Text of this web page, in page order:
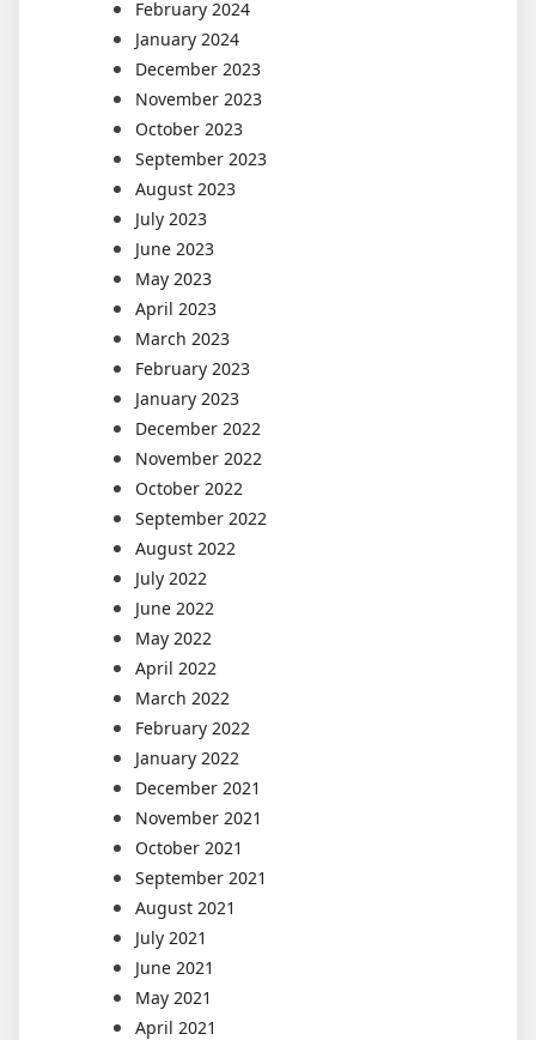
February 2024
January 2024
December 2023
November 2023
October 2023
September 2023
August 2023
July 2023
June 2023
May 2023
April 2023
March 2023
February 2023
January 2023
December 2022
November 2022
October 2022
September 2022
August 2022
July 2022
June 2022
May 2022
April 2022
March 2022
February 2022
January 2022
December 2021
November 2021
October 2021
September 2021
August 2021
July 2021
June 2021
May 2021
April 2021